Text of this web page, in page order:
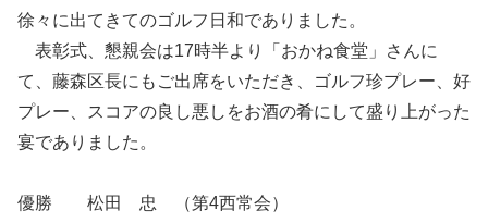
徐々に出てきてのゴルフ日和でありました。
表彰式、懇親会は17時半より「おかね食堂」さんに
て、藤森区長にもご出席をいただき、ゴルフ珍プレー、好
プレー、スコアの良し悪しをお酒の肴にして盛り上がった
宴でありました。
優勝 松田 忠 （第4西常会）